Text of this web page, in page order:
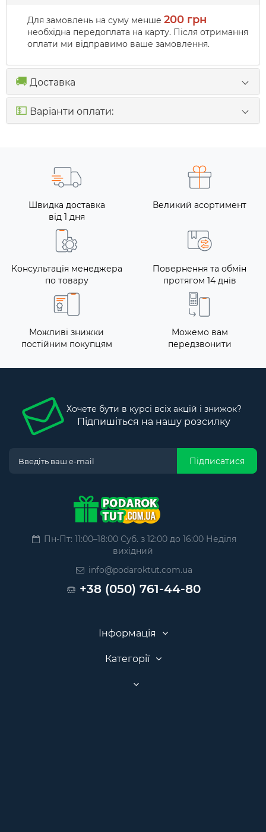
Для замовлень на суму менше 200 грн
необхідна передоплата на карту. Після отримання
оплати ми відправимо ваше замовлення.
🚚 Доставка
💵 Варіанти оплати:
Швидка доставка
від 1 дня
Великий асортимент
Консультація менеджера
по товару
Повернення та обмін
протягом 14 днів
Можливі знижки
постійним покупцям
Можемо вам
передзвонити
Хочете бути в курсі всіх акцій і знижок?
Підпишіться на нашу розсилку
Підписатися
Пн-Пт: 11:00–18:00 Суб. з 12:00 до 16:00 Неділя
вихідний
info@podaroktut.com.ua
+38 (050) 761-44-80
Інформація
Категорії